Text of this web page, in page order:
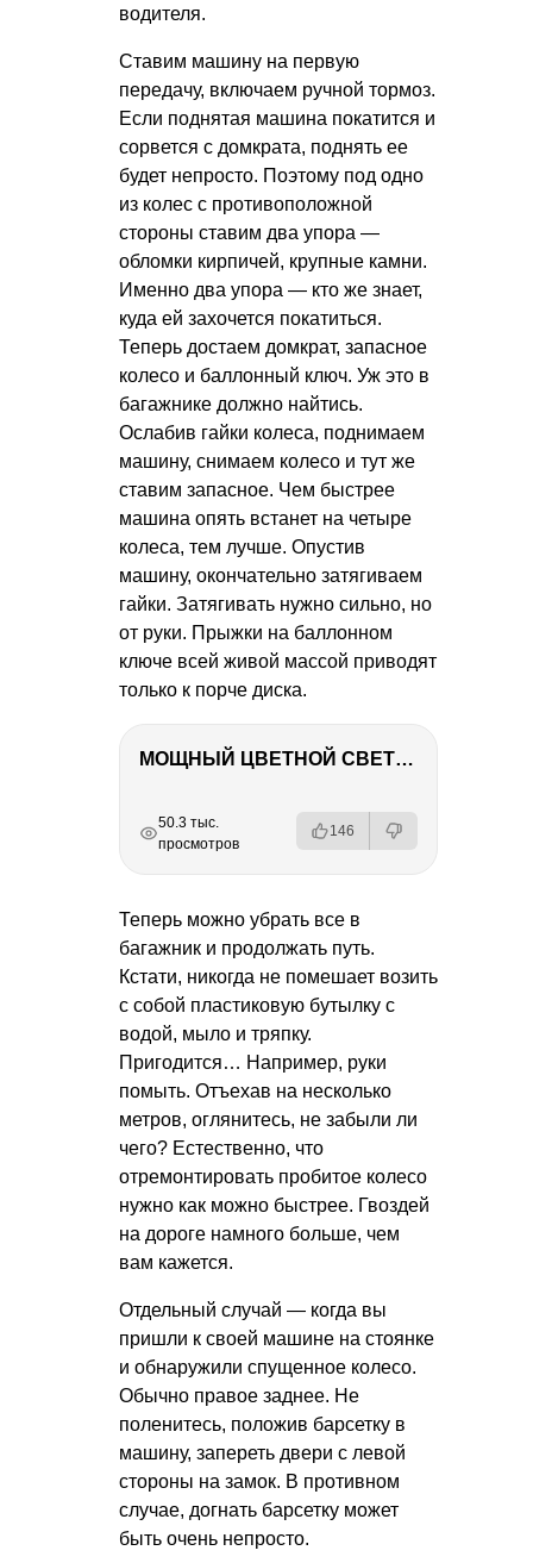
водителя.
Ставим машину на первую
передачу, включаем ручной тормоз.
Если поднятая машина покатится и
сорвется с домкрата, поднять ее
будет непросто. Поэтому под одно
из колес с противоположной
стороны ставим два упора —
обломки кирпичей, крупные камни.
Именно два упора — кто же знает,
куда ей захочется покатиться.
Теперь достаем домкрат, запасное
колесо и баллонный ключ. Уж это в
багажнике должно найтись.
Ослабив гайки колеса, поднимаем
машину, снимаем колесо и тут же
ставим запасное. Чем быстрее
машина опять встанет на четыре
колеса, тем лучше. Опустив
машину, окончательно затягиваем
гайки. Затягивать нужно сильно, но
от руки. Прыжки на баллонном
ключе всей живой массой приводят
только к порче диска.
МОЩНЫЙ ЦВЕТНОЙ СВЕТ – NANLITE FC-500C
РЕКЛАМА
РЕКЛАМА
РЕКЛАМА
50.3 тыс.
просмотров
146
Теперь можно убрать все в
багажник и продолжать путь.
Кстати, никогда не помешает возить
с собой пластиковую бутылку с
водой, мыло и тряпку.
Пригодится… Например, руки
помыть. Отъехав на несколько
метров, оглянитесь, не забыли ли
чего? Естественно, что
отремонтировать пробитое колесо
нужно как можно быстрее. Гвоздей
на дороге намного больше, чем
вам кажется.
Отдельный случай — когда вы
пришли к своей машине на стоянке
и обнаружили спущенное колесо.
Обычно правое заднее. Не
поленитесь, положив барсетку в
машину, запереть двери с левой
стороны на замок. В противном
случае, догнать барсетку может
быть очень непросто.